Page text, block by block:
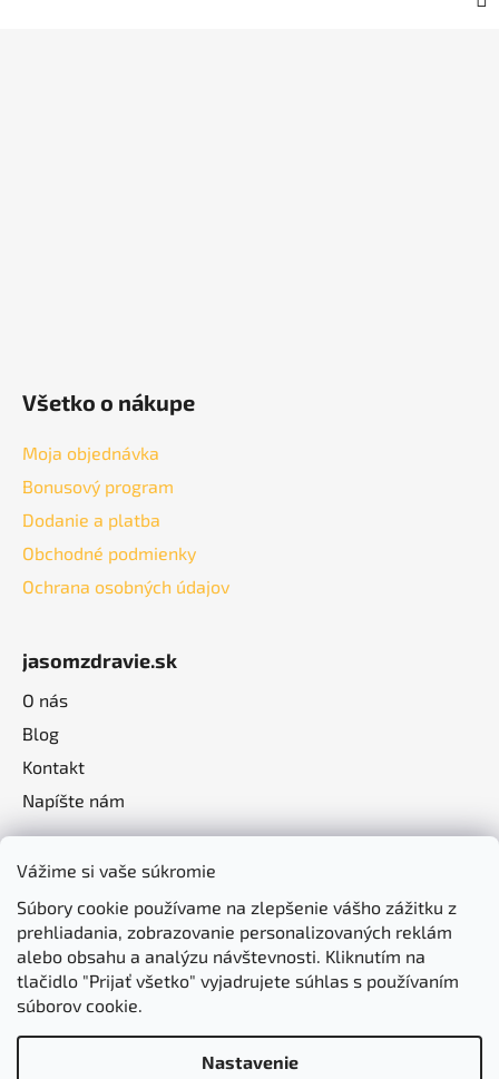
Vážime si vaše súkromie
Súbory cookie používame na zlepšenie vášho zážitku z
prehliadania, zobrazovanie personalizovaných reklám
alebo obsahu a analýzu návštevnosti. Kliknutím na
tlačidlo "Prijať všetko" vyjadrujete súhlas s používaním
súborov cookie.
Nastavenie
Všetko o nákupe
Moja objednávka
Bonusový program
Dodanie a platba
Obchodné podmienky
Ochrana osobných údajov
jasomzdravie.sk
O nás
Blog
Kontakt
Napíšte nám